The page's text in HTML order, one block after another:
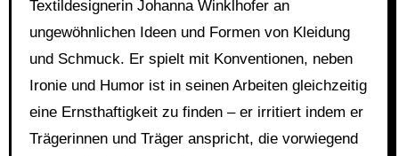
Textildesignerin Johanna Winklhofer an
ungewöhnlichen Ideen und Formen von Kleidung
und Schmuck. Er spielt mit Konventionen, neben
Ironie und Humor ist in seinen Arbeiten gleichzeitig
eine Ernsthaftigkeit zu finden – er irritiert indem er
Trägerinnen und Träger anspricht, die vorwiegend